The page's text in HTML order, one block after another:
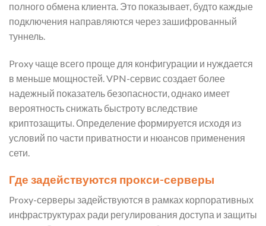
полного обмена клиента. Это показывает, будто каждые
подключения направляются через зашифрованный
туннель.
Proxy чаще всего проще для конфигурации и нуждается
в меньше мощностей. VPN-сервис создает более
надежный показатель безопасности, однако имеет
вероятность снижать быстроту вследствие
криптозащиты. Определение формируется исходя из
условий по части приватности и нюансов применения
сети.
Где задействуются прокси-серверы
Proxy-серверы задействуются в рамках корпоративных
инфраструктурах ради регулирования доступа и защиты